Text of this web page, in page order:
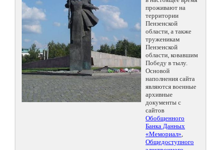
проживают на
территории
Пензенской
области, а также
труженикам
Пензенской
области, ковавшим
Победу в тылу.
Основой
наполнения сайта
являются военные
архивные
документы с
сайтов
Обобщенного
Банка Данных
«Мемориал»,
Общедоступного